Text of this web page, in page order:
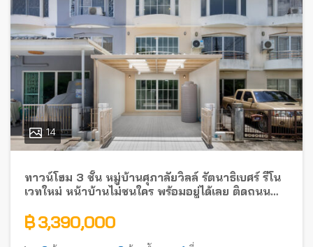
14
ทาวน์โฮม 3 ชั้น หมู่บ้านศุภาลัยวิลล์ รัตนาธิเบศร์ รีโน
เวทใหม่ หน้าบ้านไม่ชนใคร พร้อมอยู่ได้เลย ติดถนน
฿ 3,390,000